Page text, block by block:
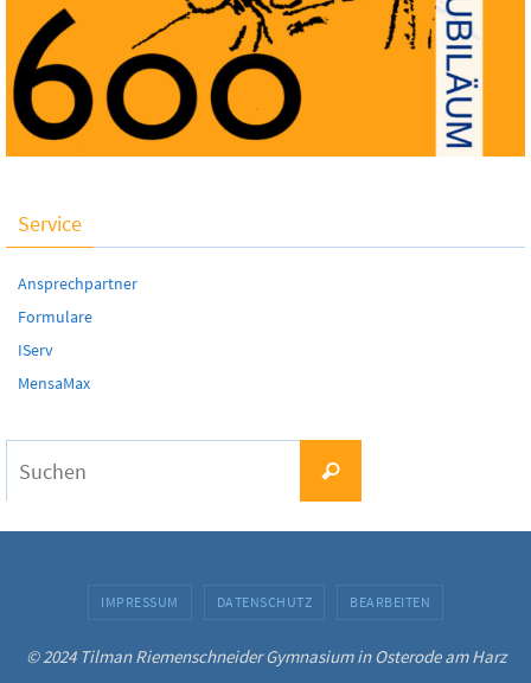
Service
Ansprechpartner
Formulare
IServ
MensaMax
Suchen
IMPRESSUM DATENSCHUTZ BEARBEITEN
© 2024 Tilman Riemenschneider Gymnasium in Osterode am Harz